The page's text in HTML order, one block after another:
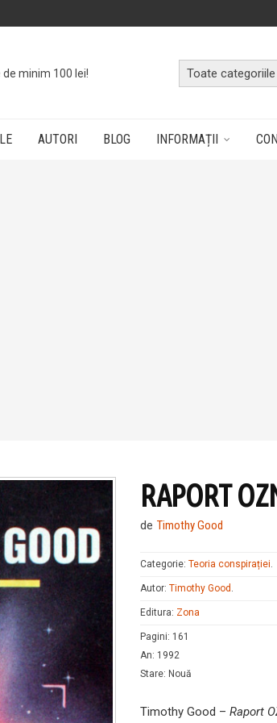
minim 100 lei!
AUTORI BLOG INFORMAȚII
RAPORT
de Timothy Good
Categorie: Teoria conspirației.
Autor: Timothy Good .
Editura: Zona
Pagini: 161
An: 1992
Stare: Nouă
Timothy Good – Raport